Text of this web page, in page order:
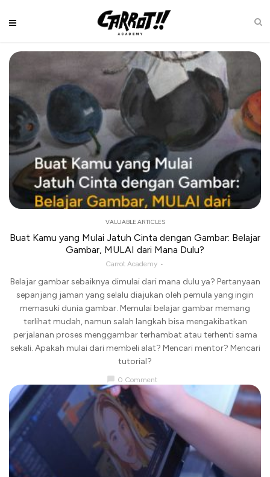
VALUABLE ARTICLES
Buat Kamu yang Mulai Jatuh Cinta dengan Gambar: Belajar
Gambar, MULAI dari Mana Dulu?
Carrot Academy
Belajar gambar sebaiknya dimulai dari mana dulu ya? Pertanyaan
sepanjang jaman yang selalu diajukan oleh pemula yang ingin
memasuki dunia gambar. Memulai belajar gambar memang
terlihat mudah, namun salah langkah bisa mengakibatkan
perjalanan proses menggambar terhambat atau terhenti sama
sekali. Apakah mulai dari membeli alat? Mencari mentor? Mencari
tutorial?
chat_bubble 0 Comment